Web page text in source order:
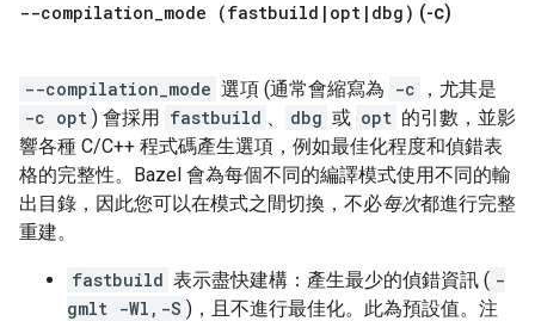
--compilation_mode (fastbuild | opt | dbg) (-c)
--compilation_mode 選項 (通常會縮寫為 -c
，尤其是
-c opt ) 會採用 fastbuild 、 dbg 或 opt 的引數，並影
響各種 C/C++ 程式碼產生選項，例如最佳化程度和偵錯表
格的完整性。Bazel 會為每個不同的編譯模式使用不同的輸
出目錄，因此您可以在模式之間切換，不必每次都進行完整
重建。
fastbuild 表示盡快建構：產生最少的偵錯資訊 ( -
gmlt -Wl,-S )，且不進行最佳化。此為預設值。注